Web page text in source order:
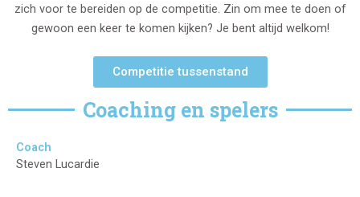
zich voor te bereiden op de competitie. Zin om mee te doen of
gewoon een keer te komen kijken? Je bent altijd welkom!
Competitie tussenstand
Coaching en spelers
Coach
Steven Lucardie